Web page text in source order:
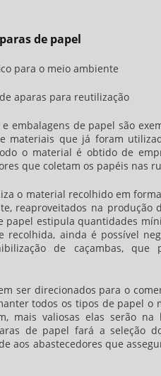
de papel
para o meio ambiente
aparas para reutilização
embalagens de papel são
materiais que já foram
o material é obtido de
que coletam os papéis nas
o material recolhido em
reaproveitados na produção
papel estipula quantidades
recolhida, ainda é possível
de caçambas, que
ser direcionados para o
todos os tipos de papel o
mais valiosas elas serão na
de papel fará a seleção
aos abastecedores que